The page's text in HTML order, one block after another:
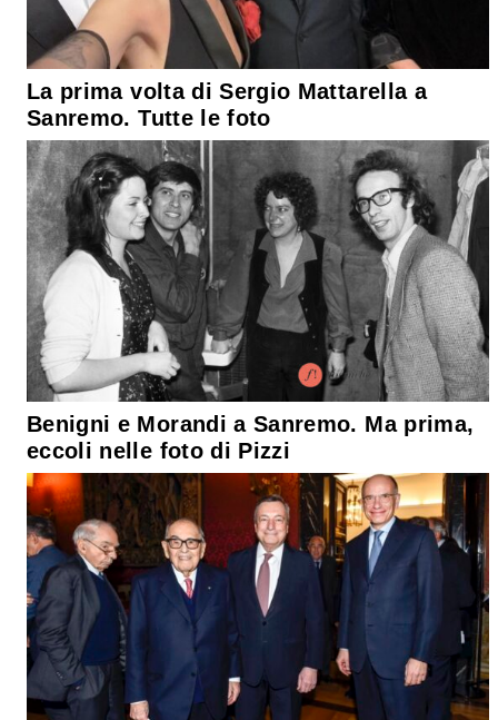
La prima volta di Sergio Mattarella a
Sanremo. Tutte le foto
Benigni e Morandi a Sanremo. Ma prima,
eccoli nelle foto di Pizzi